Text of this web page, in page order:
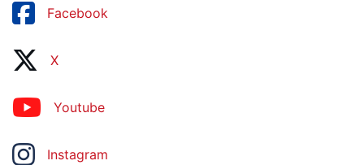
Facebook
X
Youtube
Instagram